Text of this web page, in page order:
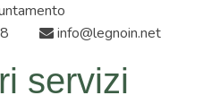
info@legnoin.net
servizi